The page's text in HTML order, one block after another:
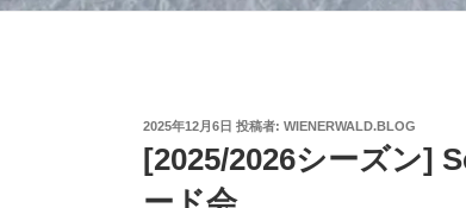
投
日:
2025年12月6日 投稿者: WIENERWALD.BLOG
[2025/2026シーズン]